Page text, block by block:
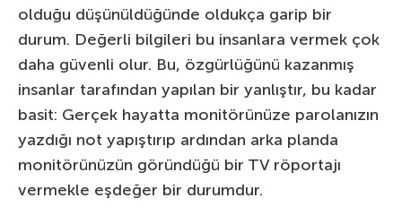
olduğu düşünüldüğünde oldukça garip bir
durum. Değerli bilgileri bu insanlara vermek çok
daha güvenli olur. Bu, özgürlüğünü kazanmış
insanlar tarafından yapılan bir yanlıştır, bu kadar
basit: Gerçek hayatta monitörünüze parolanızın
yazdığı not yapıştırıp ardından arka planda
monitörünüzün göründüğü bir TV röportajı
vermekle eşdeğer bir durumdur.